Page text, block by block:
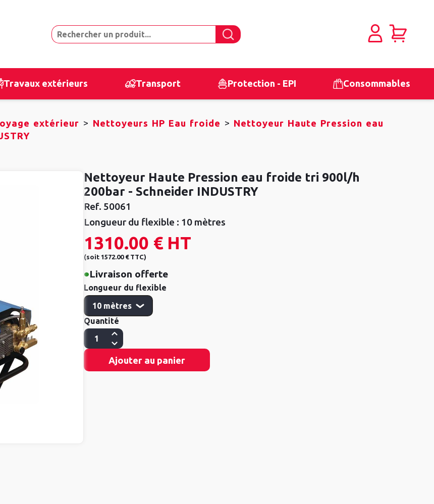
Travaux extérieurs Transport Protection - EPI Consommables
extérieur > Nettoyeurs HP Eau froide > Nettoyeur Haute Pression eau
Nettoyeur Haute Pression eau froide tri 900l/h
200bar - Schneider INDUSTRY
Ref. 50061
Longueur du flexible : 10 mètres
1310.00 €HT
(soit 1572.00 € TTC)
•Livraison offerte
Longueur du flexible
Quantité
Ajouter au panier